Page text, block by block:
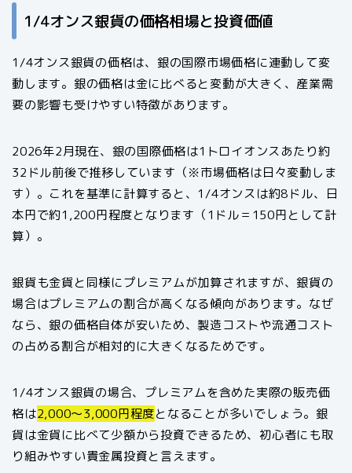
1/4オンス銀貨の価格相場と投資価値
1/4オンス銀貨の価格は、銀の国際市場価格に連動して変
動します。銀の価格は金に比べると変動が大きく、産業需
要の影響も受けやすい特徴があります。
2026年2月現在、銀の国際価格は1トロイオンスあたり約
32ドル前後で推移しています（※市場価格は日々変動しま
す）。これを基準に計算すると、1/4オンスは約8ドル、日
本円で約1,200円程度となります（1ドル＝150円として計
算）。
銀貨も金貨と同様にプレミアムが加算されますが、銀貨の
場合はプレミアムの割合が高くなる傾向があります。なぜ
なら、銀の価格自体が安いため、製造コストや流通コスト
の占める割合が相対的に大きくなるためです。
1/4オンス銀貨の場合、プレミアムを含めた実際の販売価
格は2,000〜3,000円程度となることが多いでしょう。銀
貨は金貨に比べて少額から投資できるため、初心者にも取
り組みやすい貴金属投資と言えます。